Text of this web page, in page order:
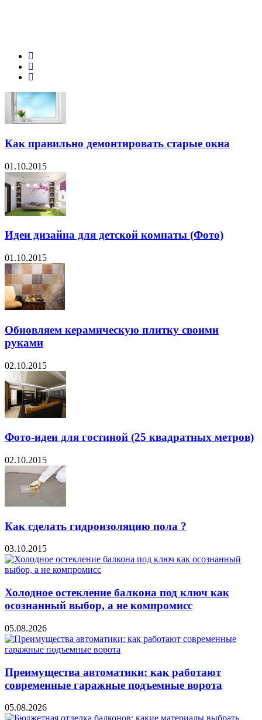
Как правильно демонтировать старые окна
01.10.2015
Идеи дизайна для детской комнаты (Фото)
01.10.2015
Обновляем керамическую плитку своими
руками
02.10.2015
Фото-идеи для гостиной (25 квадратных метров)
02.10.2015
Как сделать гидроизоляцию пола ?
03.10.2015
Холодное остекление балкона под ключ как
осознанный выбор, а не компромисс
05.08.2026
Преимущества автоматики: как работают
современные гаражные подъемные ворота
05.08.2026